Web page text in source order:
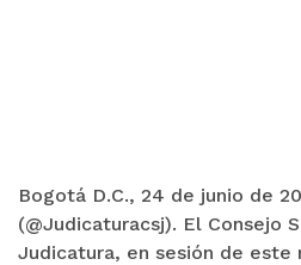
Bogotá D.C., 24 de junio de
(@Judicaturacsj). El Consejo
Judicatura, en sesión de este